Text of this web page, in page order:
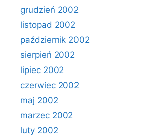
grudzień 2002
listopad 2002
październik 2002
sierpień 2002
lipiec 2002
czerwiec 2002
maj 2002
marzec 2002
luty 2002